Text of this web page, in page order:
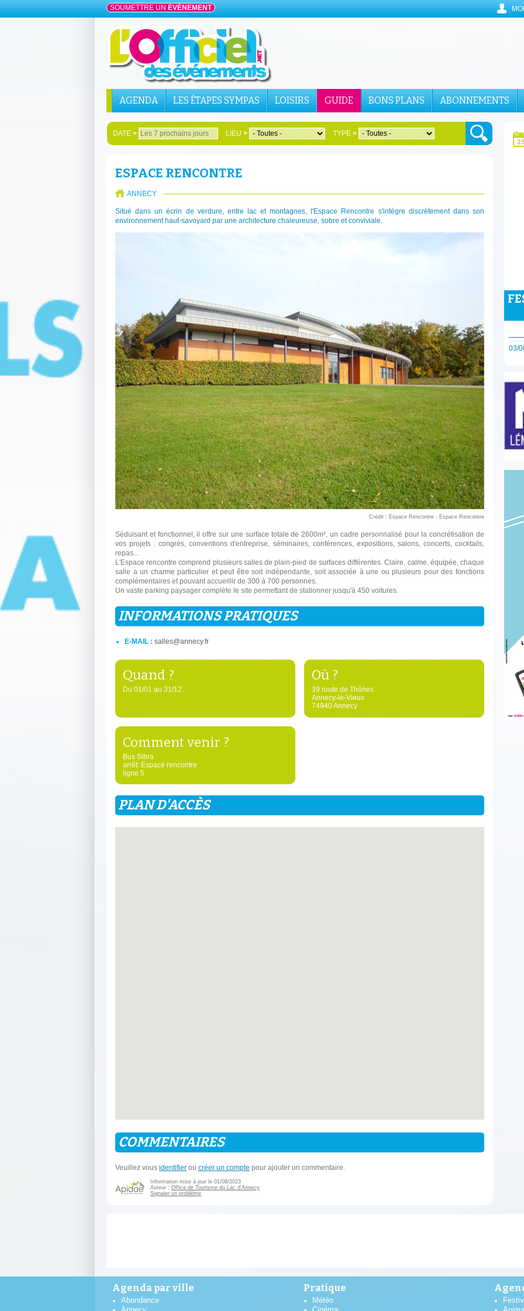
SOUMETTRE UN ÉVÉNEMENT
AGENDA LES ÉTAPES SYMPAS LOISIRS GUIDE BONS PLANS ABONNEMENTS
DATE> LIEU> TYPE>
ESPACE RENCONTRE
ANNECY
Situé dans un écrin de verdure, entre lac et montagnes, l'Espace Rencontre s'intègre discrètement dans son
environnement haut-savoyard par une architecture chaleureuse, sobre et conviviale.
Crédit : Espace Rencontre - Espace Rencontre
Séduisant et fonctionnel, il offre sur une surface totale de 2600m², un cadre personnalisé pour la concrétisation de
vos projets : congrès, conventions d'entreprise, séminaires, conférences, expositions, salons, concerts, cocktails,
repas...
L'Espace rencontre comprend plusieurs salles de plain-pied de surfaces différentes. Claire, calme, équipée, chaque
salle a un charme particulier et peut être soit indépendante, soit associée à une ou plusieurs pour des fonctions
complémentaires et pouvant accueillir de 300 à 700 personnes.
Un vaste parking paysager complète le site permettant de stationner jusqu'à 450 voitures.
INFORMATIONS PRATIQUES
E-MAIL : salles@annecy.fr
Quand ?
Du 01/01 au 31/12.
Où ?
39 route de Thônes
Annecy-le-Vieux
74940 Annecy
Comment venir ?
Bus Sibra
arrêt: Espace rencontre
ligne 5
PLAN D'ACCÈS
COMMENTAIRES
Veuillez vous identifier ou créer un compte pour ajouter un commentaire.
Information mise à jour le 01/08/2023
Auteur : Office de Tourisme du Lac d'Annecy
Signaler un problème
03/
Agenda par ville
Abondance
Pratique
Météo